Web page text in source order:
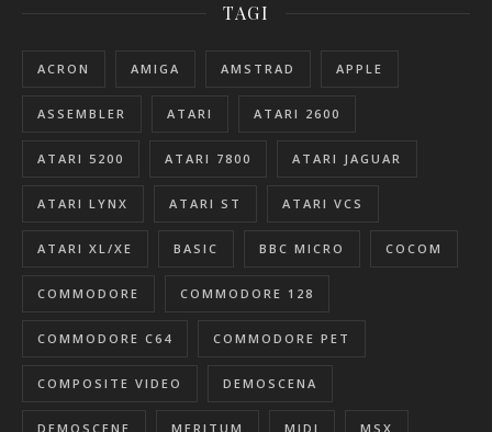
TAGI
ACRON AMIGA AMSTRAD APPLE
ASSEMBLER ATARI ATARI 2600
ATARI 5200 ATARI 7800 ATARI JAGUAR
ATARI LYNX ATARI ST ATARI VCS
ATARI XL/XE BASIC BBC MICRO COCOM
COMMODORE COMMODORE 128
COMMODORE C64 COMMODORE PET
COMPOSITE VIDEO DEMOSCENA
DEMOSCENE MERITUM MIDI MSX